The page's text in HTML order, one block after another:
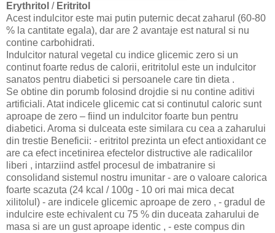
Erythritol / Eritritol
Acest indulcitor este mai putin puternic decat zaharul (60-80
% la cantitate egala), dar are 2 avantaje est natural si nu
contine carbohidrati.
Indulcitor natural vegetal cu indice glicemic zero si un
continut foarte redus de calorii, eritritolul este un indulcitor
sanatos pentru diabetici si persoanele care tin dieta .
Se obtine din porumb folosind drojdie si nu contine aditivi
artificiali. Atat indicele glicemic cat si continutul caloric sunt
aproape de zero – fiind un indulcitor foarte bun pentru
diabetici. Aroma si dulceata este similara cu cea a zaharului
din trestie Beneficii: - eritritol prezinta un efect antioxidant ce
are ca efect incetinirea efectelor distructive ale radicalilor
liberi , intarziind astfel procesul de imbatranire si
consolidand sistemul nostru imunitar - are o valoare calorica
foarte scazuta (24 kcal / 100g - 10 ori mai mica decat
xilitolul) - are indicele glicemic aproape de zero , - gradul de
indulcire este echivalent cu 75 % din duceata zaharului de
masa si are un gust aproape identic , - este compus din